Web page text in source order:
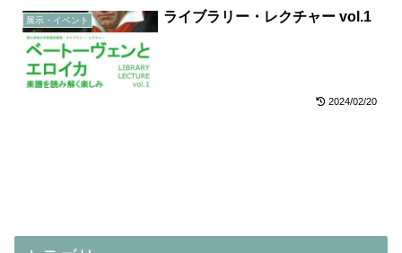
展示・イベント ライブラリー・レクチャー vol.1
2024/02/20